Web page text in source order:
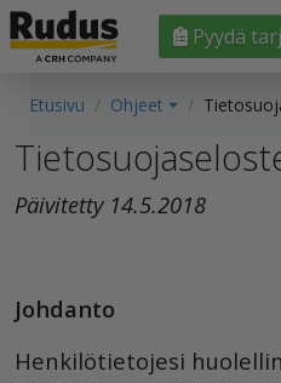
Pyydä
Etusivu Ohjeet
Päivitetty 14.5.2018
Johdanto
Henkilötietojesi